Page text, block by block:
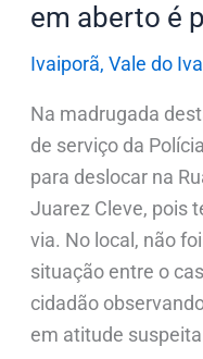
em aberto é
Ivaiporã, Vale do
Na madrugada
de serviço da
para deslocar na
Juarez Cleve, pois
via. No local, não
situação entre o
cidadão
em atitude